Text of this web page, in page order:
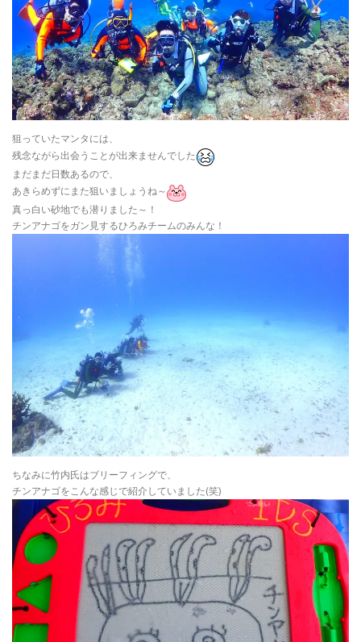
狙っていたマンタには、
残念ながら出会うことが出来ませんでした
まだまだ日数あるので、
あきらめずにまた狙いましょうね～
真っ白い砂地でも潜りました～！
チンアナゴをガン見するひろみチームのみんな！
ちなみに竹内氏はブリーフィングで、
チンアナゴをこんな感じで紹介していました(笑)